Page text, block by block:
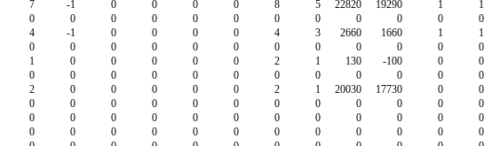
7 -1 0 0 0 0 8 5 22820 19290 1 1
0 0 0 0 0 0 0 0 0 0 0 0
4 -1 0 0 0 0 4 3 2660 1660 1 1
0 0 0 0 0 0 0 0 0 0 0 0
1 0 0 0 0 0 2 1 130 -100 0 0
0 0 0 0 0 0 0 0 0 0 0 0
2 0 0 0 0 0 2 1 20030 17730 0 0
0 0 0 0 0 0 0 0 0 0 0 0
0 0 0 0 0 0 0 0 0 0 0 0
0 0 0 0 0 0 0 0 0 0 0 0